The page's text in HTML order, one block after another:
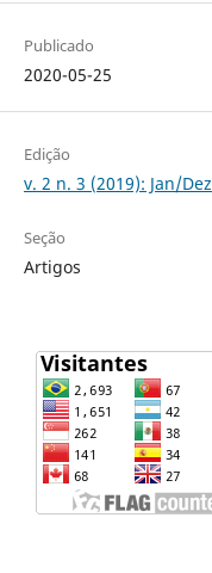
Publicado
2020-05-25
Edição
v. 2 n. 3 (2019): Jan/Dez
Seção
Artigos